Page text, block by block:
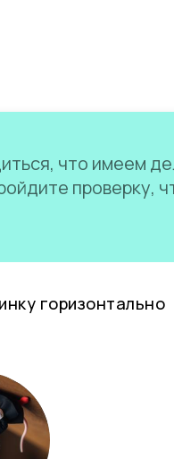
что имеем
проверку,
горизонтально